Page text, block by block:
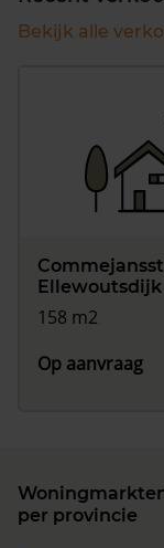
Bekijk alle
Ellewoutsdijk
158 m2
Op aanvraag
per provincie